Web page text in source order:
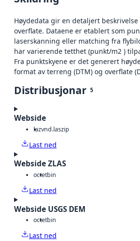
Høydedata gir en detaljert
overflate. Dataene er etablert som
laserskanning eller matching fra
har varierende tetthet (punkt/m2 )
Fra punktskyene er det generert
format av terreng (DTM) og overflate
Distribusjonar 5
Webside
lazvnd.laszip
Last ned
Webside ZLAS
octetbin
Last ned
Webside USGS DEM
octetbin
Last ned